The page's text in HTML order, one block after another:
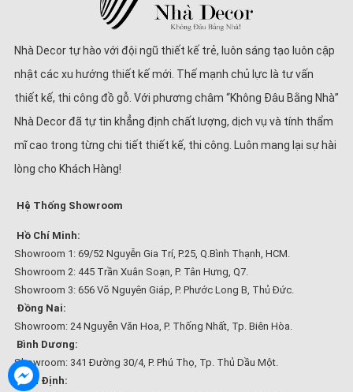
Nhà Decor tự hào với đội ngũ thiết kế trẻ, luôn sáng tạo luôn cập
nhật các xu hướng thiết kế mới. Thế mạnh chủ lực là tư vấn
thiết kế, thi công đồ gỗ. Với phương châm “Không Đâu Bằng Nhà”
Nhà Decor đã tự tin khẳng định chất lượng, dịch vụ và tính thẩm
mĩ cao trong từng chi tiết thiết kế, thi công. Luôn mang lại sự hài
lòng cho Khách Hàng!
Hệ Thống Showroom
Hồ Chí Minh:
Showroom 1: 69/52 Nguyễn Gia Trí, P.25, Q.Bình Thạnh, HCM.
Showroom 2: 445 Trần Xuân Soạn, P. Tân Hưng, Q7.
Showroom 3: 656 Võ Nguyên Giáp, P. Phước Long B, Thủ Đức.
Đồng Nai:
Showroom: 24 Nguyễn Văn Hoa, P. Thống Nhất, Tp. Biên Hòa.
Bình Dương:
Showroom: 341 Đường 30/4, P. Phú Thọ, Tp. Thủ Dầu Một.
Bình Định: